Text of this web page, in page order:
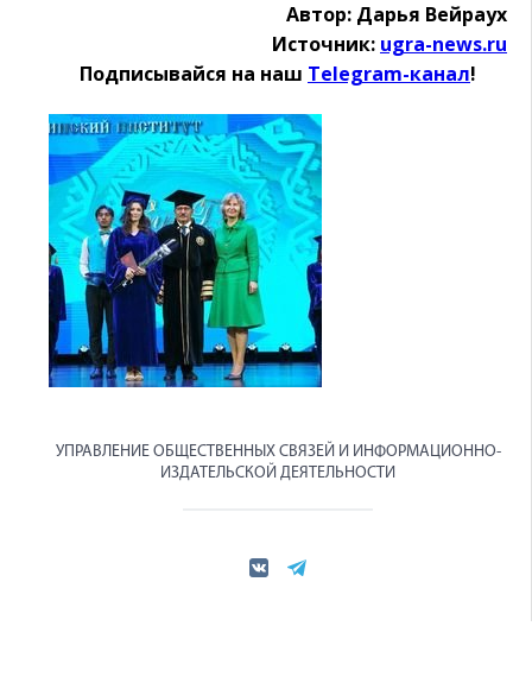
Автор: Дарья Вейраух
Источник: ugra-news.ru
Подписывайся на наш Telegram-канал!
УПРАВЛЕНИЕ ОБЩЕСТВЕННЫХ СВЯЗЕЙ И ИНФОРМАЦИОННО-
ИЗДАТЕЛЬСКОЙ ДЕЯТЕЛЬНОСТИ